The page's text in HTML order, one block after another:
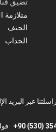
تضيق
متلازمة
الجنف
الحداب
عبر البريد
+90 (530)